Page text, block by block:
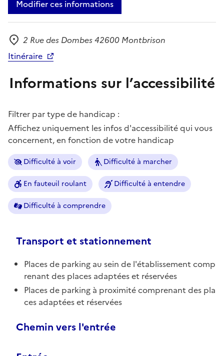
Modifier ces informations
Adresse
2 Rue des Dombes 42600 Montbrison
Itinéraire
Informations sur l’accessibilité
Filtrer par type de handicap :
Affichez uniquement les infos d'accessibilité qui vous
concernent, en fonction de votre handicap
Difficulté à voir Difficulté à marcher
En fauteuil roulant Difficulté à entendre
Difficulté à comprendre
Transport et stationnement
Places de parking au sein de l'établissement comp
renant des places adaptées et réservées
Places de parking à proximité comprenant des pla
ces adaptées et réservées
Chemin vers l'entrée